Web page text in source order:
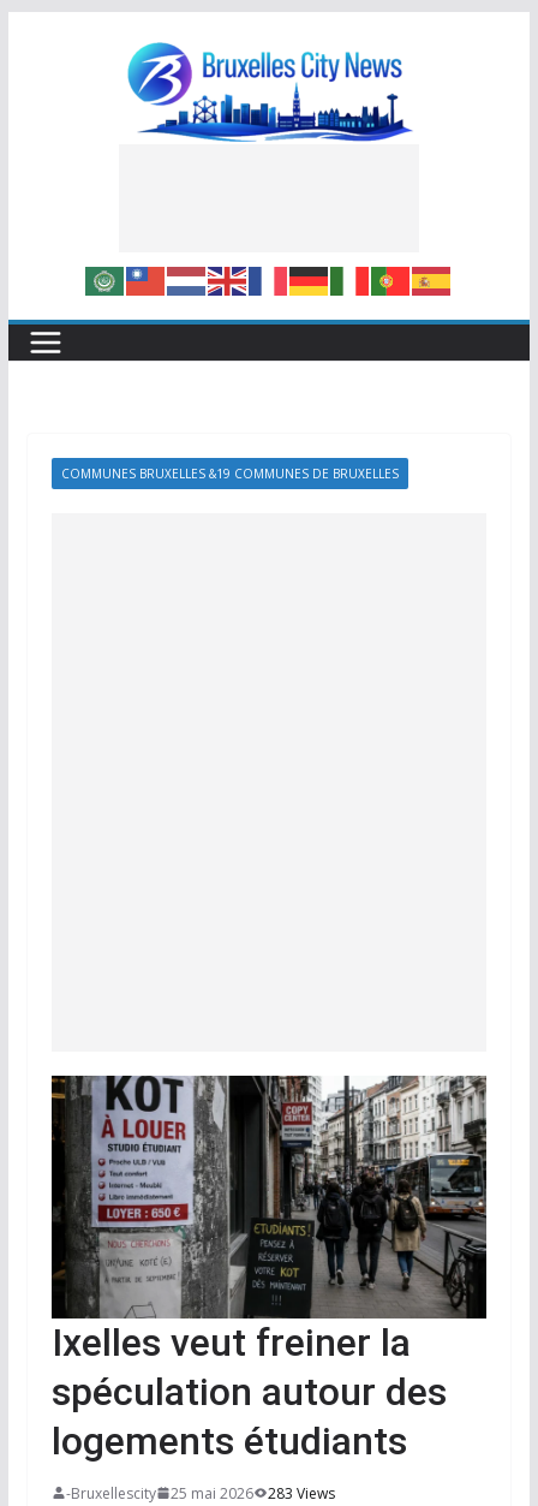
COMMUNES BRUXELLES &19 COMMUNES DE BRUXELLES
Ixelles veut freiner la
spéculation autour des
logements étudiants
-Bruxellescity 25 mai 2026
283 Views